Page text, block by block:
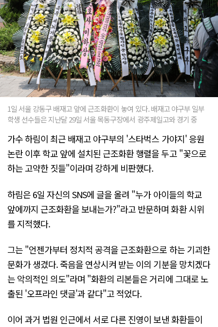
1일 서울 강동구 배재고 앞에 근조화환이 놓여 있다. 배재고 야구부 일부
학생 선수들은 지난달 29일 서울 목동구장에서 광주제일고와 경기 중
가수 하림이 최근 배재고 야구부의 '스타벅스 가야지' 응원
논란 이후 학교 앞에 설치된 근조화환 행렬을 두고 "꽃으로
하는 고약한 짓들"이라며 강하게 비판했다.
하림은 6일 자신의 SNS에 글을 올려 "누가 아이들의 학교
앞에까지 근조화환을 보내는가?"라고 반문하며 화환 시위
를 지적했다.
그는 "언젠가부터 정치적 공격을 근조화환으로 하는 기괴한
문화가 생겼다. 죽음을 연상시켜 받는 이의 기분을 망치겠다
는 악의적인 의도"라며 "화환의 리본들은 거리에 그대로 노
출된 '오프라인 댓글'과 같다"고 적었다.
이어 과거 법원 인근에서 서로 다른 진영이 보낸 화환들이